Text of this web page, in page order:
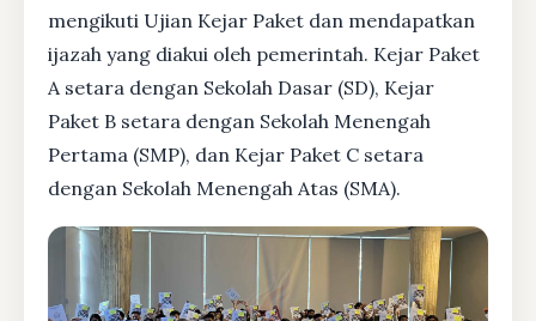
mengikuti Ujian Kejar Paket dan mendapatkan
ijazah yang diakui oleh pemerintah. Kejar Paket
A setara dengan Sekolah Dasar (SD), Kejar
Paket B setara dengan Sekolah Menengah
Pertama (SMP), dan Kejar Paket C setara
dengan Sekolah Menengah Atas (SMA).